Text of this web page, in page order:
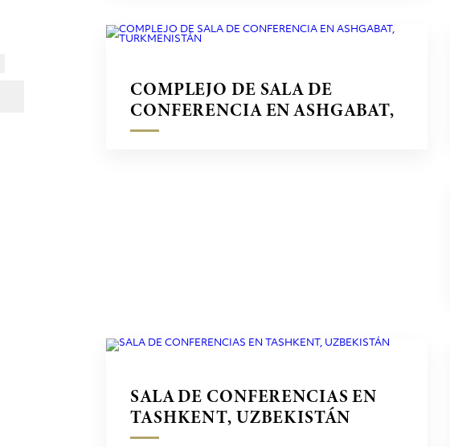
COMPLEJO DE SALA DE
CONFERENCIA EN ASHGABAT,
TURKMENISTÁN
SALA DE CONFERENCIAS EN
TASHKENT, UZBEKISTÁN